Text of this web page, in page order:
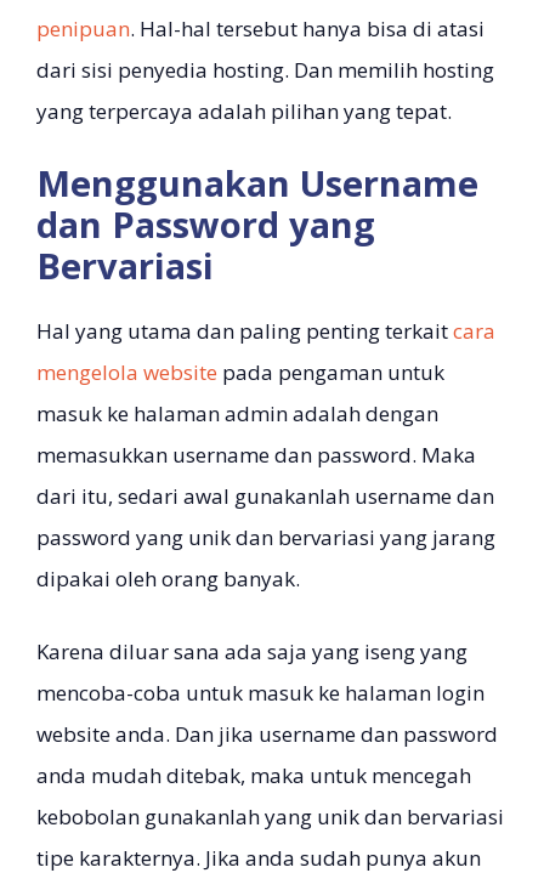
penipuan. Hal-hal tersebut hanya bisa di atasi
dari sisi penyedia hosting. Dan memilih hosting
yang terpercaya adalah pilihan yang tepat.
Menggunakan Username
dan Password yang
Bervariasi
Hal yang utama dan paling penting terkaitcara
mengelola website pada pengaman untuk
masuk ke halaman admin adalah dengan
memasukkan username dan password. Maka
dari itu, sedari awal gunakanlah username dan
password yang unik dan bervariasi yang jarang
dipakai oleh orang banyak.
Karena diluar sana ada saja yang iseng yang
mencoba-coba untuk masuk ke halaman login
website anda. Dan jika username dan password
anda mudah ditebak, maka untuk mencegah
kebobolan gunakanlah yang unik dan bervariasi
tipe karakternya. Jika anda sudah punya akun